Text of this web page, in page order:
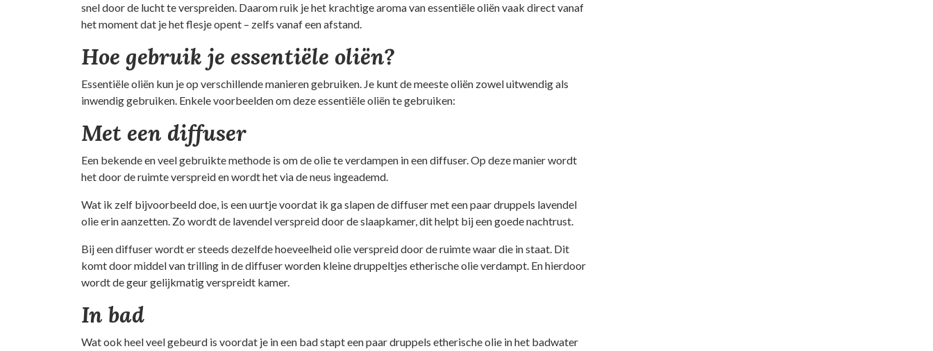
snel door de lucht te verspreiden. Daarom ruik je het krachtige aroma van essentiële oliën vaak direct vanaf
het moment dat je het flesje opent – zelfs vanaf een afstand.
Hoe gebruik je essentiële oliën?
Essentiële oliën kun je op verschillende manieren gebruiken. Je kunt de meeste oliën zowel uitwendig als
inwendig gebruiken. Enkele voorbeelden om deze essentiële oliën te gebruiken:
Met een diffuser
Een bekende en veel gebruikte methode is om de olie te verdampen in een diffuser. Op deze manier wordt
het door de ruimte verspreid en wordt het via de neus ingeademd.
Wat ik zelf bijvoorbeeld doe, is een uurtje voordat ik ga slapen de diffuser met een paar druppels lavendel
olie erin aanzetten. Zo wordt de lavendel verspreid door de slaapkamer, dit helpt bij een goede nachtrust.
Bij een diffuser wordt er steeds dezelfde hoeveelheid olie verspreid door de ruimte waar die in staat. Dit
komt door middel van trilling in de diffuser worden kleine druppeltjes etherische olie verdampt. En hierdoor
wordt de geur gelijkmatig verspreidt kamer.
In bad
Wat ook heel veel gebeurd is voordat je in een bad stapt een paar druppels etherische olie in het badwater